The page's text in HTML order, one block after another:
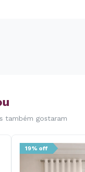
também gostaram
19% off